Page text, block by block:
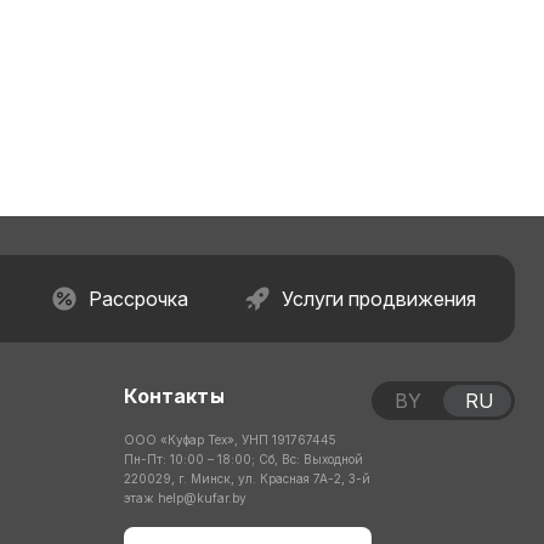
Рассрочка Услуги продвижения
Контакты
ООО «Куфар Тех», УНП 191767445
Пн-Пт: 10:00 – 18:00; Сб, Вс: Выходной
220029, г. Минск, ул. Красная 7А-2, 3-й
этаж help@kufar.by
BY RU